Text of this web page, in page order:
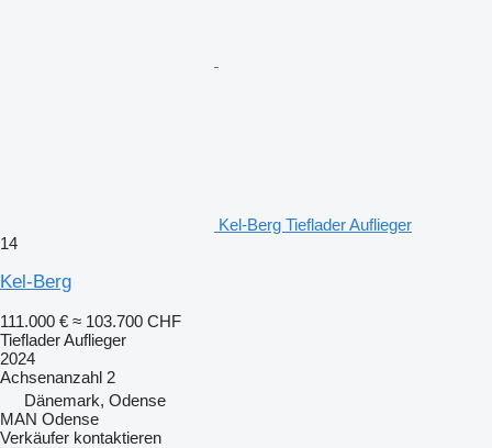
Kel-Berg Tieflader Auflieger
14
Kel-Berg
111.000 € ≈ 103.700 CHF
Tieflader Auflieger
2024
Achsenanzahl 2
Dänemark, Odense
MAN Odense
Verkäufer kontaktieren